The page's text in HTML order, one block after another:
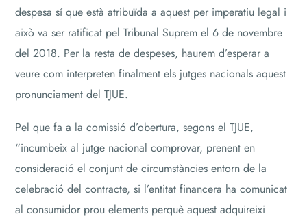
despesa sí que està atribuïda a aquest per imperatiu legal i
això va ser ratificat pel Tribunal Suprem el 6 de novembre
del 2018. Per la resta de despeses, haurem d’esperar a
veure com interpreten finalment els jutges nacionals aquest
pronunciament del TJUE.
Pel que fa a la comissió d’obertura, segons el TJUE,
“incumbeix al jutge nacional comprovar, prenent en
consideració el conjunt de circumstàncies entorn de la
celebració del contracte, si l’entitat financera ha comunicat
al consumidor prou elements perquè aquest adquireixi